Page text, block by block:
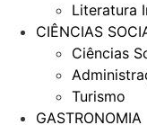
Literatura
CIÊNCIAS
Ciências
Turismo
GASTRONOMIA